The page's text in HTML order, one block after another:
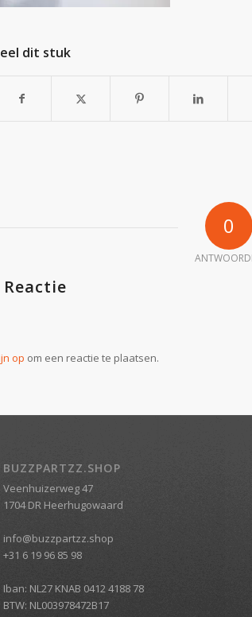
dit stuk
0
op om een reactie te plaatsen.
BUZZPARTZZ.SHOP
Veenhuizerweg 47
1704 DR Heerhugowaard
info@buzzpartzz.shop
+31 6 19 96 85 98
Iban: NL27 KNAB 0412 4188 78
BTW: NL003978472B17